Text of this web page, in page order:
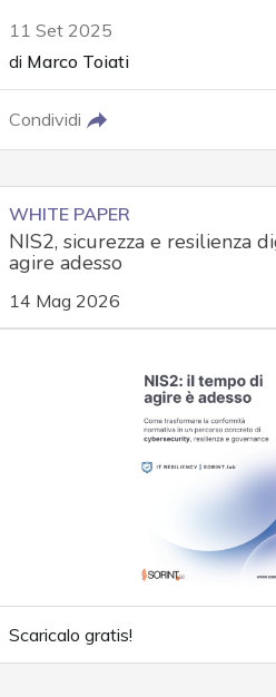
11 Set 2025
di Marco Toiati
Condividi
WHITE PAPER
NIS2, sicurezza e resilienza
agire adesso
14 Mag 2026
Scaricalo gratis!